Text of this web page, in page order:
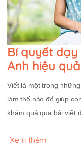
Bí quyết
Anh hiệu quả
Viết là một trong
làm thế nào để giúp
khám quá qua bài viết
Xem thêm